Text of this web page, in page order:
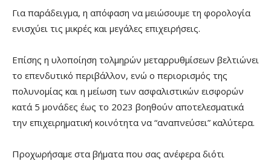
Για παράδειγμα, η απόφαση να μειώσουμε τη φορολογία
ενισχύει τις μικρές και μεγάλες επιχειρήσεις.
Επίσης η υλοποίηση τολμηρών μεταρρυθμίσεων βελτιώνει
το επενδυτικό περιβάλλον, ενώ ο περιορισμός της
πολυνομίας και η μείωση των ασφαλιστικών εισφορών
κατά 5 μονάδες έως το 2023 βοηθούν αποτελεσματικά
την επιχειρηματική κοινότητα να “αναπνεύσει” καλύτερα.
Προχωρήσαμε στα βήματα που σας ανέφερα διότι